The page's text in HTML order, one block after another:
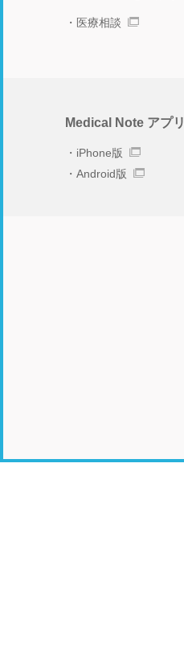
医療相談
Medical Note アプリ
iPhone版
Android版